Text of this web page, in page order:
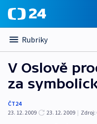
Rubriky
V Oslově
za
ČT24
23. 12. 2009
23. 12. 2009 | Zdroj: